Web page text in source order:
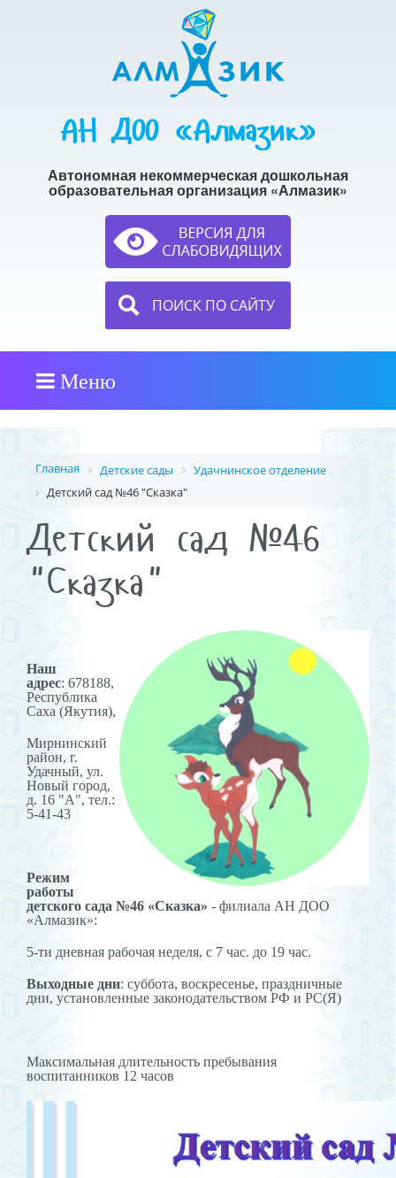
АН ДОО «Алмазик»
Автономная некоммерческая дошкольная
образовательная организация «Алмазик»
ПОИСК ПО САЙТУ
Меню
Главная Детские сады
Удачнинское отделение
Детский сад №46 "Сказка"
Детский сад №46
"Сказка"
Наш
адрес: 678188,
Республика
Саха (Якутия),
Мирнинский
район, г.
Удачный, ул.
Новый город,
д. 16 "А", тел.:
5-41-43
Режим
работы
детского сада №46 «Сказка» - филиала АН ДОО
«Алмазик»:
5-ти дневная рабочая неделя, с 7 час. до 19 час.
Выходные дни: суббота, воскресенье, праздничные
дни, установленные законодательством РФ и РС(Я)
Максимальная длительность пребывания
воспитанников 12 часов